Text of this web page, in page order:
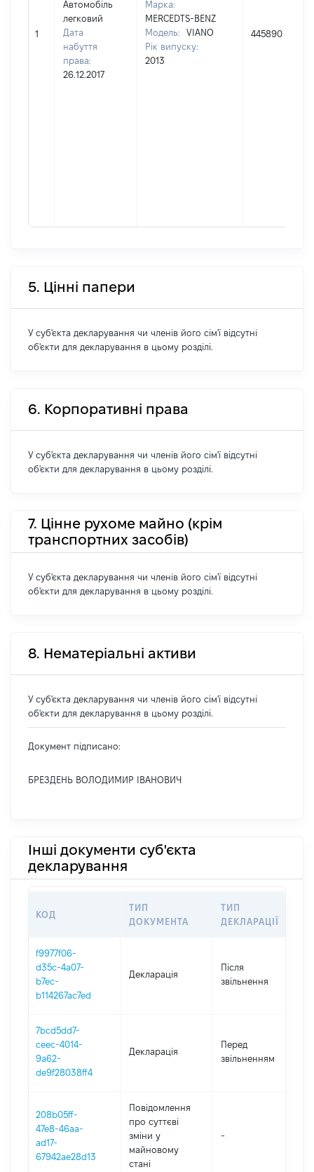
1
Автомобіль
легковий
Дата
набуття
права:
26.12.2017
Марка:
MERCEDTS-BENZ
Модель:
VIANO
Рік випуску:
2013
445890
5. Цінні папери
У суб'єкта декларування чи членів його сім'ї відсутні
об'єкти для декларування в цьому розділі.
6. Корпоративні права
У суб'єкта декларування чи членів його сім'ї відсутні
об'єкти для декларування в цьому розділі.
7. Цінне рухоме майно (крім
транспортних засобів)
У суб'єкта декларування чи членів його сім'ї відсутні
об'єкти для декларування в цьому розділі.
8. Нематеріальні активи
У суб'єкта декларування чи членів його сім'ї відсутні
об'єкти для декларування в цьому розділі.
Документ підписано:
БРЕЗДЕНЬ ВОЛОДИМИР ІВАНОВИЧ
Інші документи суб'єкта
декларування
КОД
ТИП
ДОКУМЕНТА
ТИП
ДЕКЛАРАЦІЇ
f9977f06-
d35c-4a07-
b7ec-
b114267ac7ed
Декларація
Після
звільнення
7bcd5dd7-
ceec-4014-
9a62-
de9f28038ff4
Декларація
Перед
звільненням
208b05ff-
47e8-46aa-
ad17-
67942ae28d13
Повідомлення
про суттєві
зміни y
майновому
стані
-